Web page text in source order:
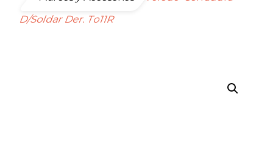
D/Soldar Der. To11R